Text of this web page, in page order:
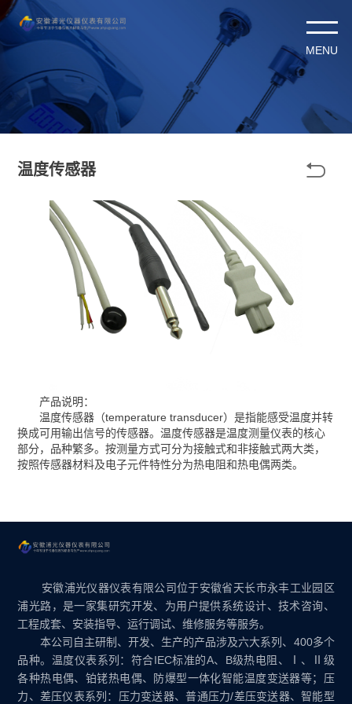
温度传感器 
产品说明：
温度传感器（temperature transducer）是指能感受温度并转
换成可用输出信号的传感器。温度传感器是温度测量仪表的核心
部分，品种繁多。按测量方式可分为接触式和非接触式两大类，
按照传感器材料及电子元件特性分为热电阻和热电偶两类。
安徽浦光仪器仪表有限公司位于安徽省天长市永丰工业园区
浦光路，是一家集研究开发、为用户提供系统设计、技术咨询、
工程成套、安装指导、运行调试、维修服务等服务。
本公司自主研制、开发、生产的产品涉及六大系列、400多个
品种。温度仪表系列：符合IEC标准的A、B级热电阻、Ⅰ、Ⅱ级
各种热电偶、铂铑热电偶、防爆型一体化智能温度变送器等；压
力、差压仪表系列：压力变送器、普通压力/差压变送器、智能型